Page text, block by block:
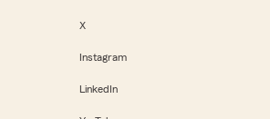
X
Instagram
LinkedIn